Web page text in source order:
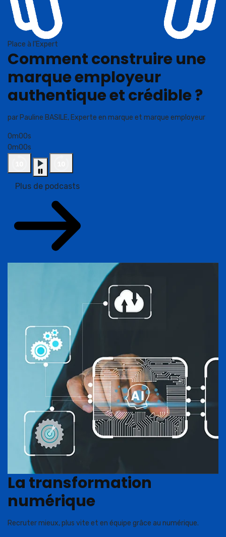
Place à l'Expert
Comment construire une
marque employeur
authentique et crédible ?
par Pauline BASILE, Experte en marque et marque employeur
0m00s
0m00s
Plus de podcasts
La transformation
numérique
Recruter mieux, plus vite et en équipe grâce au numérique.